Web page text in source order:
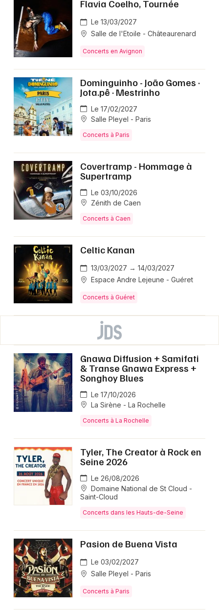
Flavia Coelho, Tournée
Le 13/03/2027
Salle de l'Etoile - Châteaurenard
Concerts en Avignon
Dominguinho - João Gomes ·
Jota.pê · Mestrinho
Le 17/02/2027
Salle Pleyel - Paris
Concerts à Paris
Covertramp - Hommage à
Supertramp
Le 03/10/2026
Zénith de Caen
Concerts à Caen
Celtic Kanan
13/03/2027 → 14/03/2027
Espace Andre Lejeune - Guéret
Concerts à Guéret
Gnawa Diffusion + Samifati
& Transe Gnawa Express +
Songhoy Blues
Le 17/10/2026
La Sirène - La Rochelle
Concerts à La Rochelle
Tyler, The Creator à Rock en
Seine 2026
Le 26/08/2026
Domaine National de St Cloud -
Saint-Cloud
Concerts dans les Hauts-de-Seine
Pasion de Buena Vista
Le 03/02/2027
Salle Pleyel - Paris
Concerts à Paris